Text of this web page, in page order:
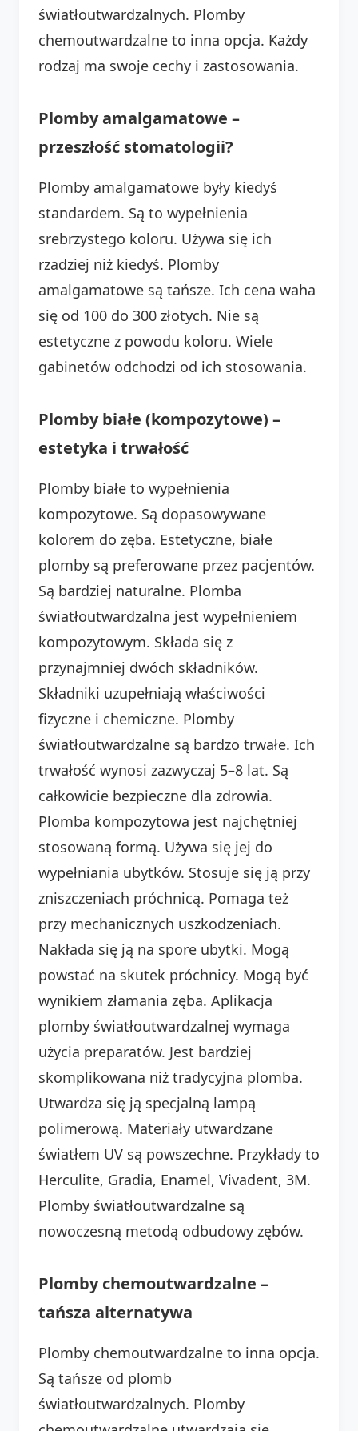
światłoutwardzalnych. Plomby
chemoutwardzalne to inna opcja. Każdy
rodzaj ma swoje cechy i zastosowania.
Plomby amalgamatowe –
przeszłość stomatologii?
Plomby amalgamatowe były kiedyś
standardem. Są to wypełnienia
srebrzystego koloru. Używa się ich
rzadziej niż kiedyś. Plomby
amalgamatowe są tańsze. Ich cena waha
się od 100 do 300 złotych. Nie są
estetyczne z powodu koloru. Wiele
gabinetów odchodzi od ich stosowania.
Plomby białe (kompozytowe) –
estetyka i trwałość
Plomby białe to wypełnienia
kompozytowe. Są dopasowywane
kolorem do zęba. Estetyczne, białe
plomby są preferowane przez pacjentów.
Są bardziej naturalne. Plomba
światłoutwardzalna jest wypełnieniem
kompozytowym. Składa się z
przynajmniej dwóch składników.
Składniki uzupełniają właściwości
fizyczne i chemiczne. Plomby
światłoutwardzalne są bardzo trwałe. Ich
trwałość wynosi zazwyczaj 5–8 lat. Są
całkowicie bezpieczne dla zdrowia.
Plomba kompozytowa jest najchętniej
stosowaną formą. Używa się jej do
wypełniania ubytków. Stosuje się ją przy
zniszczeniach próchnicą. Pomaga też
przy mechanicznych uszkodzeniach.
Nakłada się ją na spore ubytki. Mogą
powstać na skutek próchnicy. Mogą być
wynikiem złamania zęba. Aplikacja
plomby światłoutwardzalnej wymaga
użycia preparatów. Jest bardziej
skomplikowana niż tradycyjna plomba.
Utwardza się ją specjalną lampą
polimerową. Materiały utwardzane
światłem UV są powszechne. Przykłady to
Herculite, Gradia, Enamel, Vivadent, 3M.
Plomby światłoutwardzalne są
nowoczesną metodą odbudowy zębów.
Plomby chemoutwardzalne –
tańsza alternatywa
Plomby chemoutwardzalne to inna opcja.
Są tańsze od plomb
światłoutwardzalnych. Plomby